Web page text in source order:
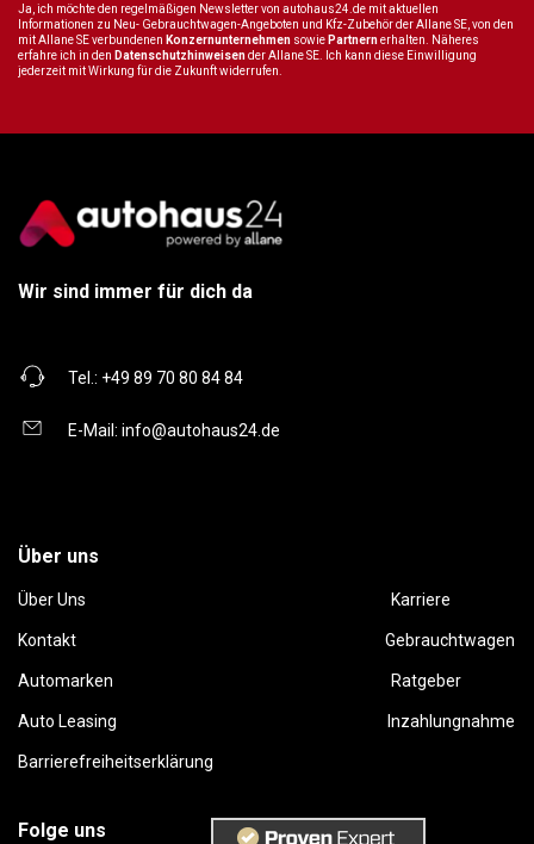
Ja, ich möchte den regelmäßigen Newsletter von autohaus24.de mit aktuellen
Informationen zu Neu- Gebrauchtwagen-Angeboten und Kfz-Zubehör der Allane SE, von den
mit Allane SE verbundenen Konzernunternehmen sowie Partnernerhalten. Näheres
erfahre ich in den Datenschutzhinweisender Allane SE. Ich kann diese Einwilligung
jederzeit mit Wirkung für die Zukunft widerrufen.
Wir sind immer für dich da
Tel.: +49 89 70 80 84 84
E-Mail: info@autohaus24.de
Über uns
Über Uns Karriere
Kontakt Gebrauchtwagen
Automarken Ratgeber
Auto Leasing Inzahlungnahme
Barrierefreiheitserklärung
Folge uns